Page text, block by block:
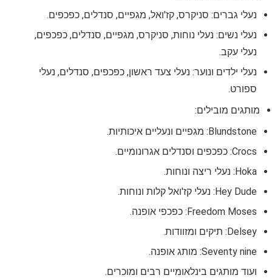
נעלי גברים: סניקרס, קז'ואל, מגפיים, סנדלים, כפכפים.
נעלי נשים: נעלי נוחות, סניקרס, מגפיים, סנדלים, כפכפים,
נעלי עקב.
נעלי ילדים ונוער: נעלי צעד ראשון, כפכפים, סנדלים, נעלי
ספורט.
מותגים מובילים:
Blundstone: מגפיים ונעליים איכותיות.
Crocs: כפכפים וסנדלים אגרונומיים.
Hoka: נעלי ריצה ונוחות.
Hey Dude: נעלי קז'ואל קלות ונוחות.
Freedom Moses: כפכפי אופנה.
Delsey: תיקים ומזוודות.
Seventy nine: מותג אופנה.
ועוד מותגים בינלאומיים רבים ומוכרים.